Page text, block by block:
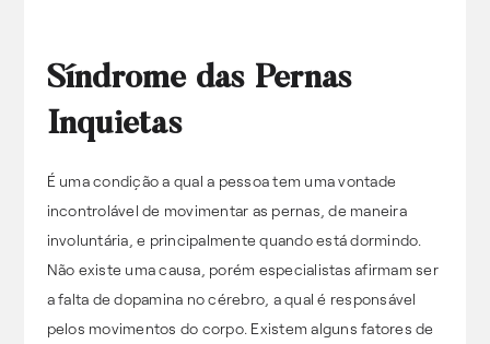
Síndrome das Pernas
Inquietas
É uma condição a qual a pessoa tem uma vontade
incontrolável de movimentar as pernas, de maneira
involuntária, e principalmente quando está dormindo.
Não existe uma causa, porém especialistas afirmam ser
a falta de dopamina no cérebro, a qual é responsável
pelos movimentos do corpo. Existem alguns fatores de